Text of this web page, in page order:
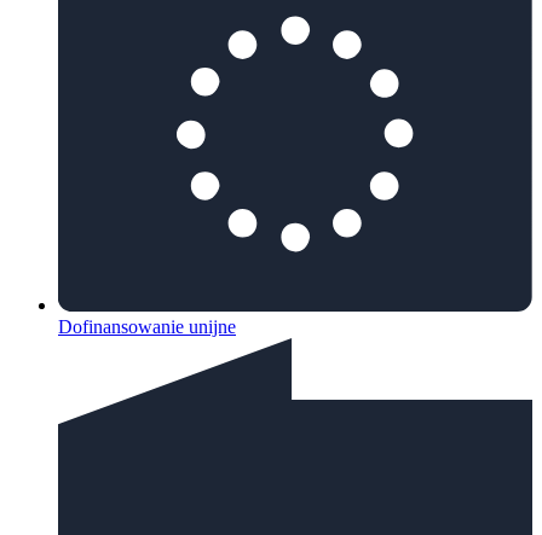
Dofinansowanie unijne